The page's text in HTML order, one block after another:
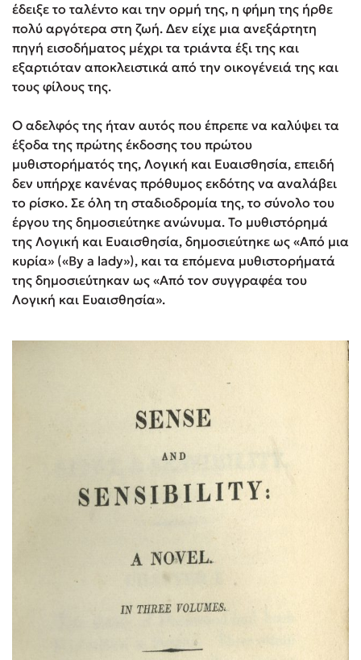
έδειξε το ταλέντο και την ορμή της, η φήμη της ήρθε
πολύ αργότερα στη ζωή. Δεν είχε μια ανεξάρτητη
πηγή εισοδήματος μέχρι τα τριάντα έξι της και
εξαρτιόταν αποκλειστικά από την οικογένειά της και
τους φίλους της.
Ο αδελφός της ήταν αυτός που έπρεπε να καλύψει τα
έξοδα της πρώτης έκδοσης του πρώτου
μυθιστορήματός της, Λογική και Ευαισθησία, επειδή
δεν υπήρχε κανένας πρόθυμος εκδότης να αναλάβει
το ρίσκο. Σε όλη τη σταδιοδρομία της, το σύνολο του
έργου της δημοσιεύτηκε ανώνυμα. Το μυθιστόρημά
της Λογική και Ευαισθησία, δημοσιεύτηκε ως «Από μια
κυρία» («By a lady»), και τα επόμενα μυθιστορήματά
της δημοσιεύτηκαν ως «Από τον συγγραφέα του
Λογική και Ευαισθησία».